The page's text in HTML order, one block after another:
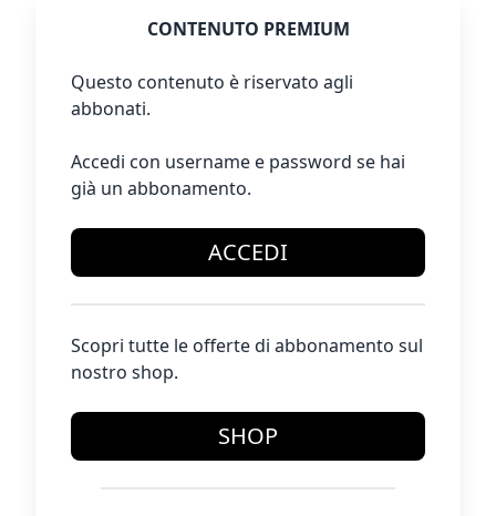
CONTENUTO PREMIUM
Questo contenuto è riservato agli
abbonati.
Accedi con username e password se hai
già un abbonamento.
ACCEDI
Scopri tutte le offerte di abbonamento sul
nostro shop.
SHOP